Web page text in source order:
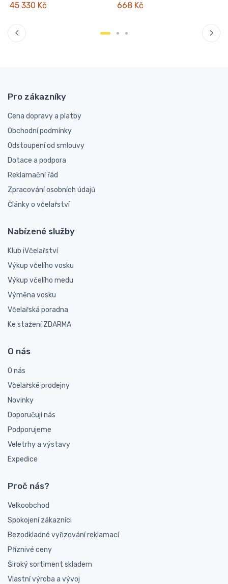
45 330 Kč 668 Kč
Pro zákazníky
Cena dopravy a platby
Obchodní podmínky
Odstoupení od smlouvy
Dotace a podpora
Reklamační řád
Zpracování osobních údajů
Články o včelařství
Nabízené služby
Klub iVčelařství
Výkup včelího vosku
Výkup včelího medu
Výměna vosku
Včelařská poradna
Ke stažení ZDARMA
O nás
O nás
Včelařské prodejny
Novinky
Doporučují nás
Podporujeme
Veletrhy a výstavy
Expedice
Proč nás?
Velkoobchod
Spokojení zákazníci
Bezodkladné vyřizování reklamací
Příznivé ceny
Široký sortiment skladem
Vlastní výroba a vývoj